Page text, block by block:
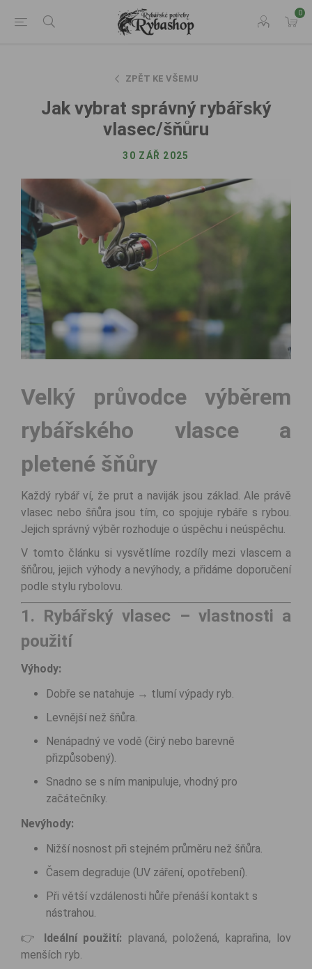
0
ZPĚT KE VŠEMU
Jak vybrat správný rybářský
vlasec/šňůru
30 ZÁŘ 2025
Velký průvodce výběrem
rybářského vlasce a
pletené šňůry
Každý rybář ví, že prut a naviják jsou základ. Ale právě
vlasec nebo šňůra jsou tím, co spojuje rybáře s rybou.
Jejich správný výběr rozhoduje o úspěchu i neúspěchu.
V tomto článku si vysvětlíme rozdíly mezi vlascem a
šňůrou, jejich výhody a nevýhody, a přidáme doporučení
podle stylu rybolovu.
1. Rybářský vlasec – vlastnosti a
použití
Výhody:
Dobře se natahuje → tlumí výpady ryb.
Levnější než šňůra.
Nenápadný ve vodě (čirý nebo barevně
přizpůsobený).
Snadno se s ním manipuluje, vhodný pro
začátečníky.
Nevýhody:
Nižší nosnost při stejném průměru než šňůra.
Časem degraduje (UV záření, opotřebení).
Při větší vzdálenosti hůře přenáší kontakt s
nástrahou.
👉 Ideální použití: plavaná, položená, kaprařina, lov
menších ryb.